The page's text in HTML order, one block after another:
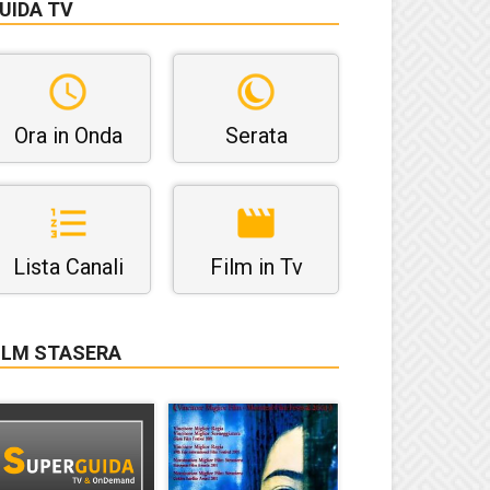
TV
Ora in Onda Serata
Lista Canali Film in Tv
STASERA